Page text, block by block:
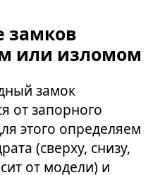
замков
или изломом
замок
от запорного
этого определяем
(сверху, снизу,
от модели) и